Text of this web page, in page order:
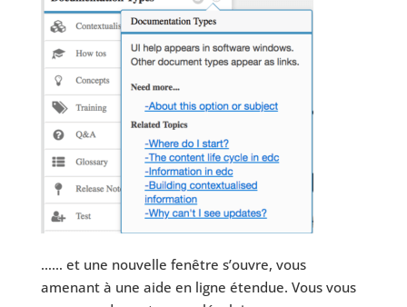
…… et une nouvelle fenêtre s’ouvre, vous
amenant à une aide en ligne étendue. Vous vous